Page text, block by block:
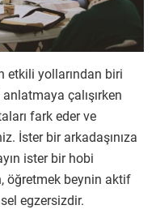
etkili yollarından biri
çalışırken
fark eder ve
İster bir arkadaşınıza
ister bir hobi
öğretmek beynin aktif
egzersizdir.